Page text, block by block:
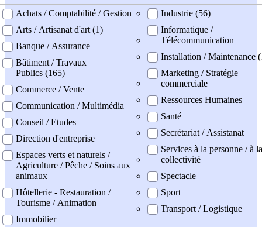
professionel
Achats / Comptabilité / Gestion
Arts / Artisanat d'art (1)
Banque / Assurance
Bâtiment / Travaux
Publics (165)
Commerce / Vente
Communication / Multimédia
Conseil / Etudes
Direction d'entreprise
Espaces verts et naturels /
Agriculture / Pêche / Soins aux
animaux
Hôtellerie - Restauration /
Tourisme / Animation
Immobilier
Industrie (56)
Informatique /
Télécommunication
Installation / Maintenance
Marketing / Stratégie
commerciale
Ressources Humaines
Santé
Secrétariat / Assistanat
Services à la personne / à la
collectivité
Spectacle
Sport
Transport / Logistique